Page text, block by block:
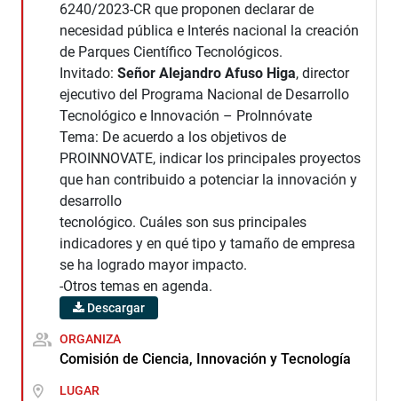
6240/2023-CR que proponen declarar de
necesidad pública e Interés nacional la creación
de Parques Científico Tecnológicos.
Invitado: Señor Alejandro Afuso Higa, director
ejecutivo del Programa Nacional de Desarrollo
Tecnológico e Innovación – ProInnóvate
Tema: De acuerdo a los objetivos de
PROINNOVATE, indicar los principales proyectos
que han contribuido a potenciar la innovación y
desarrollo
tecnológico. Cuáles son sus principales
indicadores y en qué tipo y tamaño de empresa
se ha logrado mayor impacto.
-Otros temas en agenda.
Descargar
ORGANIZA
Comisión de Ciencia, Innovación y Tecnología
LUGAR